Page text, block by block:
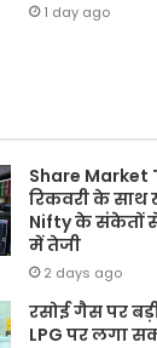
1 day ago
Share Market
रिकवरी के साथ
Nifty के संकेतों
में तेजी
2 days ago
रसोई गैस पर
LPG पर लगा